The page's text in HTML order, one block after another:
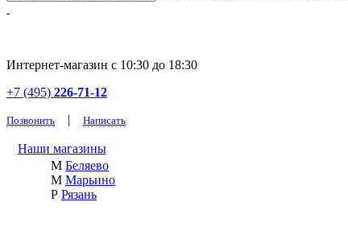
Интернет-магазин с 10:30 до 18:30
+7 (495) 226-71-12
Позвонить | Написать
Наши магазины
М Беляево
М Марьино
Р Рязань